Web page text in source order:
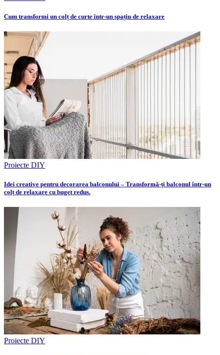
Cum transformi un colț de curte într-un spațiu de relaxare
Proiecte DIY
Idei creative pentru decorarea balconului – Transformă-ți balconul într-un
colț de relaxare cu buget redus.
Proiecte DIY